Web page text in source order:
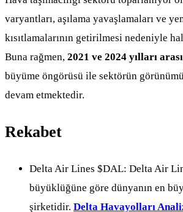
varyantları, aşılama yavaşlamaları ve
kısıtlamalarının getirilmesi nedeniyle
Buna rağmen, 2021 ve 2024 yılları
büyüme öngörüsü ile sektörün
devam etmektedir.
Rekabet
Delta Air Lines $DAL: Delta Air
büyüklüğüne göre dünyanın en
şirketidir. Delta Havayolları